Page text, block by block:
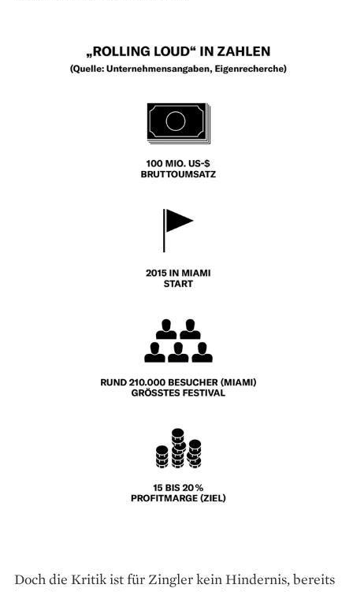
Doch die Kritik ist für Zingler kein Hindernis, bereits